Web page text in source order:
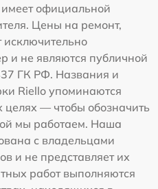
официальной
Цены на ремонт,
исключительно
и не являются публичной
ГК РФ. Названия и
Riello упоминаются
— чтобы обозначить
мы работаем. Наша
с владельцами
и не представляет их
работ выполняются